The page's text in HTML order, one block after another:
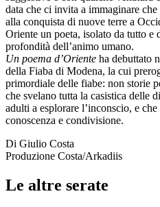
data che ci invita a immaginare
alla conquista di nuove terre a
Oriente un poeta, isolato da tutto e
profondità dell’animo umano.
Un poema d’Oriente ha debuttato
della Fiaba di Modena, la cui
primordiale delle fiabe: non storie
che svelano tutta la casistica delle
adulti a esplorare l’inconscio, e
conoscenza e condivisione.
Di Giulio Costa
Produzione Costa/Arkadiis
Le altre serate